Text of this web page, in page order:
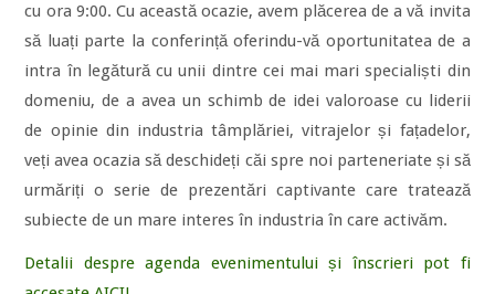
cu ora 9:00. Cu această ocazie, avem plăcerea de a vă invita
să luați parte la conferință oferindu-vă oportunitatea de a
intra în legătură cu unii dintre cei mai mari specialiști din
domeniu, de a avea un schimb de idei valoroase cu liderii
de opinie din industria tâmplăriei, vitrajelor și fațadelor,
veți avea ocazia să deschideți căi spre noi parteneriate și să
urmăriți o serie de prezentări captivante care tratează
subiecte de un mare interes în industria în care activăm.
Detalii despre agenda evenimentului și înscrieri pot fi